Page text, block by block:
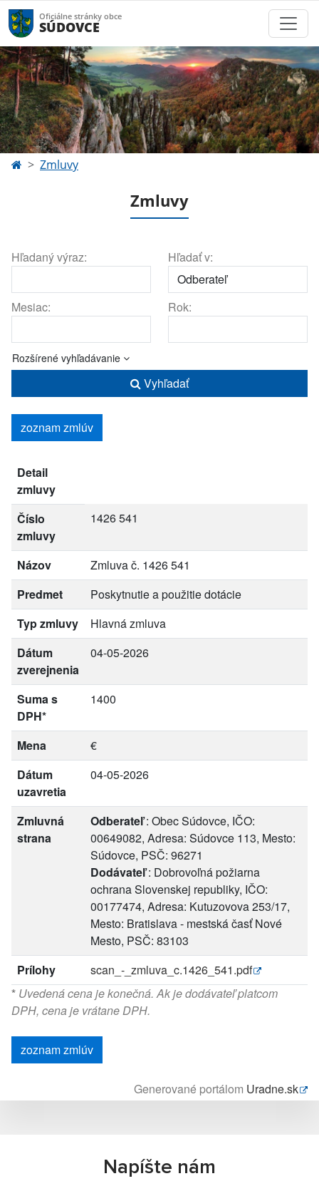
Oficiálne stránky obce
SÚDOVCE
Zmluvy
Zmluvy
Hľadaný výraz: Hľadať v:
Mesiac: Rok:
Rozšírené vyhľadávanie
Vyhľadať
zoznam zmlúv
Detail
zmluvy
Číslo
zmluvy
1426 541
Názov
Zmluva č. 1426 541
Predmet
Poskytnutie a použitie dotácie
Typ zmluvy
Hlavná zmluva
Dátum
zverejnenia
04-05-2026
Suma s
DPH*
1400
Mena
€
Dátum
uzavretia
04-05-2026
Zmluvná
strana
Odberateľ: Obec Súdovce, IČO:
00649082, Adresa: Súdovce 113, Mesto:
Súdovce, PSČ: 96271
Dodávateľ: Dobrovoľná požiarna
ochrana Slovenskej republiky, IČO:
00177474, Adresa: Kutuzovova 253/17,
Mesto: Bratislava - mestská časť Nové
Mesto, PSČ: 83103
Prílohy
scan_-_zmluva_c.1426_541.pdf
* Uvedená cena je konečná. Ak je dodávateľ platcom
DPH, cena je vrátane DPH.
zoznam zmlúv
Generované portálom Uradne.sk
Napíšte nám